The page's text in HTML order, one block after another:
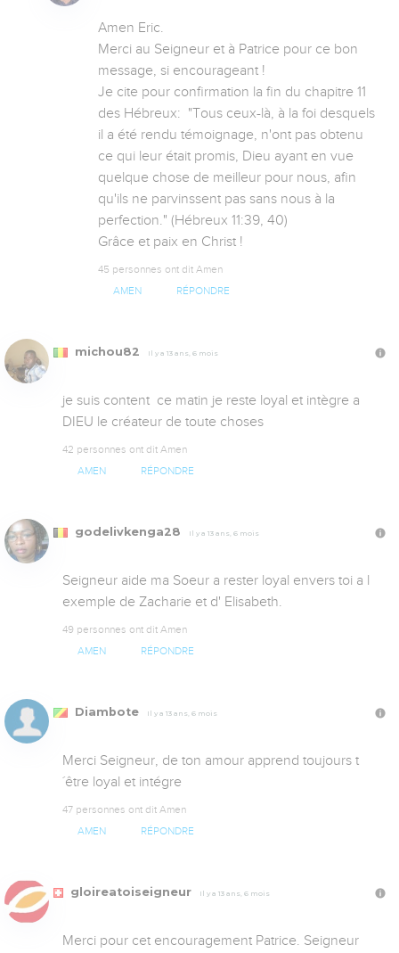
Amen Eric.
Merci au Seigneur et à Patrice pour ce bon
message, si encourageant !
Je cite pour confirmation la fin du chapitre 11
des Hébreux:  "Tous ceux-là, à la foi desquels
il a été rendu témoignage, n'ont pas obtenu
ce qui leur était promis, Dieu ayant en vue
quelque chose de meilleur pour nous, afin
qu'ils ne parvinssent pas sans nous à la
perfection." (Hébreux 11:39, 40)
Grâce et paix en Christ !
45 personnes ont dit Amen
AMEN RÉPONDRE
michou82 Il y a 13 ans, 6 mois
je suis content  ce matin je reste loyal et intègre a
DIEU le créateur de toute choses
42 personnes ont dit Amen
AMEN RÉPONDRE
godelivkenga28 Il y a 13 ans, 6 mois
Seigneur aide ma Soeur a rester loyal envers toi a l
exemple de Zacharie et d' Elisabeth.
49 personnes ont dit Amen
AMEN RÉPONDRE
Diambote Il y a 13 ans, 6 mois
Merci Seigneur, de ton amour apprend toujours t
´être loyal et intégre
47 personnes ont dit Amen
AMEN RÉPONDRE
gloireatoiseigneur Il y a 13 ans, 6 mois
Merci pour cet encouragement Patrice. Seigneur